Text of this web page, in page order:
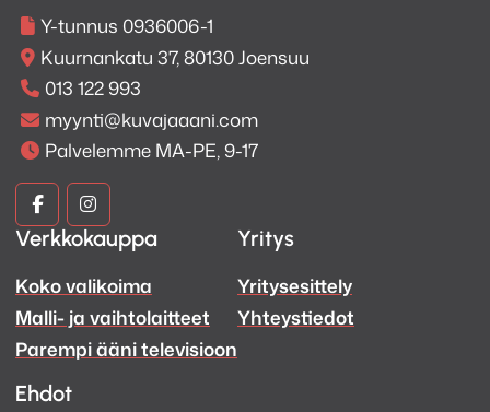
Y-tunnus 0936006-1
Kuurnankatu 37, 80130 Joensuu
013 122 993
myynti@kuvajaaani.com
Palvelemme MA-PE, 9-17
Kuva
ja
Ääni
Facebook
Kuva
ja
Ääni
Instagram
Verkkokauppa
Koko valikoima
Malli- ja vaihtolaitteet
Parempi ääni televisioon
Yritys
Yritysesittely
Yhteystiedot
Ehdot